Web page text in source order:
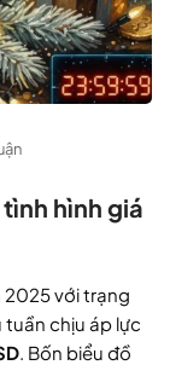
hình giá
2025 với trạng
tuần chịu áp lực
. Bốn biểu đồ